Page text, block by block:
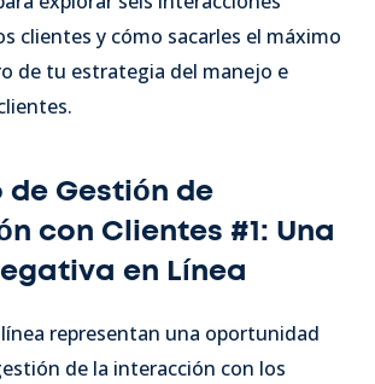
clientes y cómo sacarles el máximo
de tu estrategia del manejo e
de Gestión de
con Clientes #1: Una
en Línea
línea representan una oportunidad
de la interacción con los